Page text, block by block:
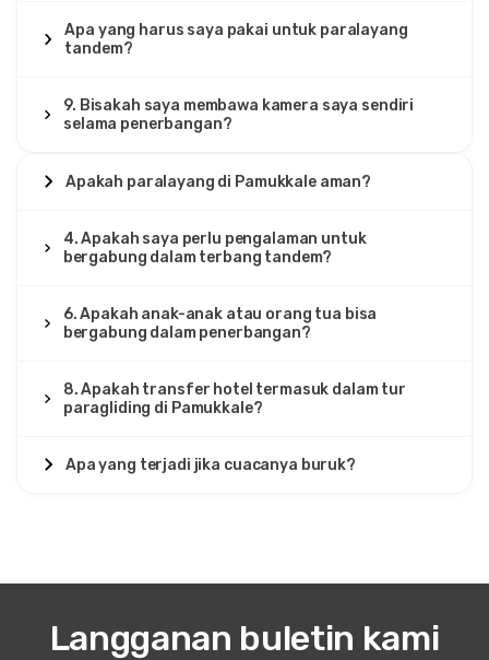
Apa yang harus saya pakai untuk paralayang
tandem?
9. Bisakah saya membawa kamera saya sendiri
selama penerbangan?
Apakah paralayang di Pamukkale aman?
4. Apakah saya perlu pengalaman untuk
bergabung dalam terbang tandem?
6. Apakah anak-anak atau orang tua bisa
bergabung dalam penerbangan?
8. Apakah transfer hotel termasuk dalam tur
paragliding di Pamukkale?
Apa yang terjadi jika cuacanya buruk?
Langganan buletin kami